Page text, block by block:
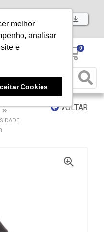
melhor
analisar
e
Cookies
Baixe já nosso APP
0
VOLTAR